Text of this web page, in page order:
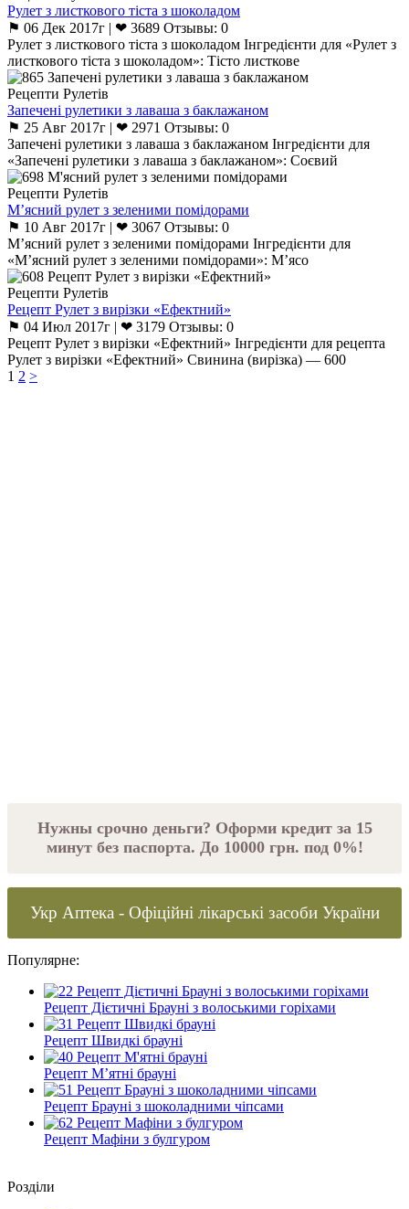
Рулет з листкового тіста з шоколадом
⚑ 06 Дек 2017г | ❤ 3689 Отзывы: 0
Рулет з листкового тіста з шоколадом Інгредієнти для «Рулет з
листкового тіста з шоколадом»: Тісто листкове
Рецепти Рулетів
Запечені рулетики з лаваша з баклажаном
⚑ 25 Авг 2017г | ❤ 2971 Отзывы: 0
Запечені рулетики з лаваша з баклажаном Інгредієнти для
«Запечені рулетики з лаваша з баклажаном»: Соєвий
Рецепти Рулетів
М’ясний рулет з зеленими помідорами
⚑ 10 Авг 2017г | ❤ 3067 Отзывы: 0
М’ясний рулет з зеленими помідорами Інгредієнти для
«М’ясний рулет з зеленими помідорами»: М’ясо
Рецепти Рулетів
Рецепт Рулет з вирізки «Ефектний»
⚑ 04 Июл 2017г | ❤ 3179 Отзывы: 0
Рецепт Рулет з вирізки «Ефектний» Інгредієнти для рецепта
Рулет з вирізки «Ефектний» Свинина (вирізка) — 600
1 2 >
Нужны срочно деньги? Оформи кредит за 15
минут без паспорта. До 10000 грн. под 0%!
Укр Аптека - Офіційні лікарські засоби України
Популярне:
Рецепт Дієтичні Брауні з волоськими горіхами
Рецепт Швидкі брауні
Рецепт М’ятні брауні
Рецепт Брауні з шоколадними чіпсами
Рецепт Мафіни з булгуром
Роздiли